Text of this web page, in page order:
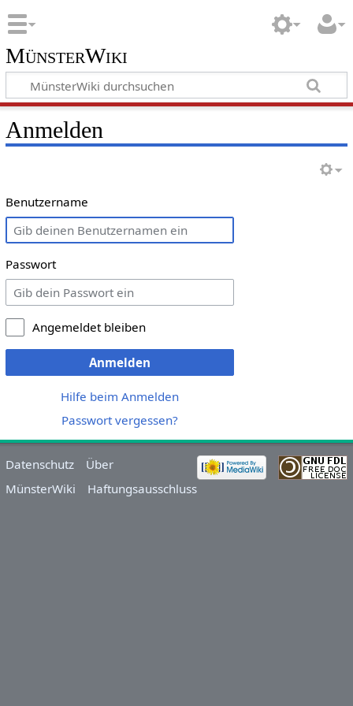
MünsterWiki
Anmelden
Benutzername
Passwort
Angemeldet bleiben
Anmelden
Hilfe beim Anmelden
Passwort vergessen?
Datenschutz
Über
MünsterWiki
Haftungsausschluss